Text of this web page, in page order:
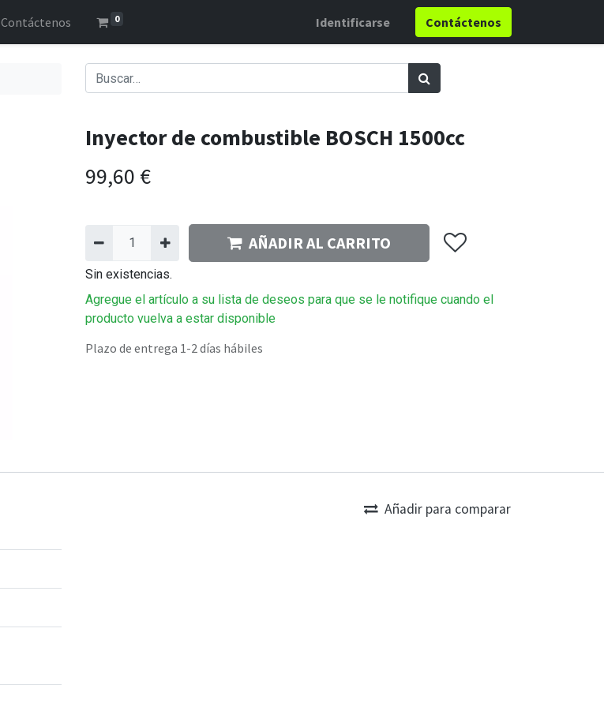
Contáctenos 0 Identificarse Contáctenos
Inyector de combustible BOSCH 1500cc
99,60 €
AÑADIR AL CARRITO
Sin existencias.
Agregue el artículo a su lista de deseos para que se le notifique cuando el
producto vuelva a estar disponible
Plazo de entrega 1-2 días hábiles
Añadir para comparar